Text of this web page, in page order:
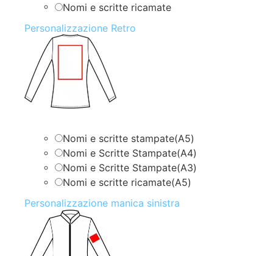
Nomi e scritte ricamate
Personalizzazione Retro
Nomi e scritte stampate(A5)
Nomi e Scritte Stampate(A4)
Nomi e Scritte Stampate(A3)
Nomi e scritte ricamate(A5)
Personalizzazione manica sinistra